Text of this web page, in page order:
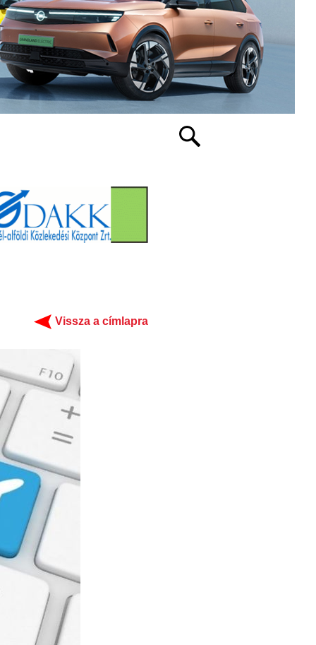
Vissza a címlapra